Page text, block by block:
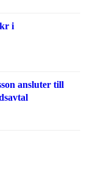
i
ansluter till